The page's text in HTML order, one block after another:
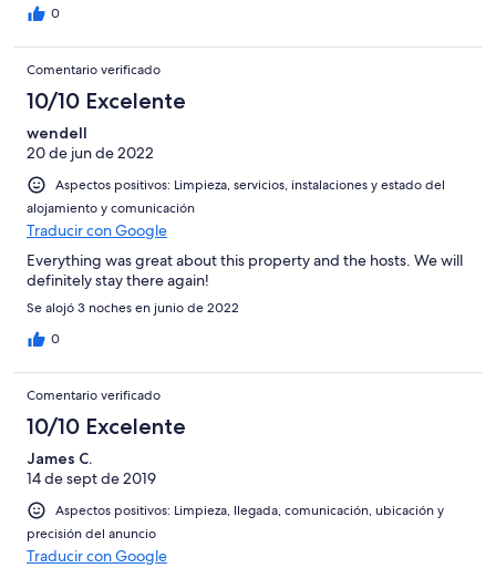
0
Comentario verificado
10/10 Excelente
wendell
20 de jun de 2022
Aspectos positivos: Limpieza, servicios, instalaciones y estado del
alojamiento y comunicación
Traducir con Google
Everything was great about this property and the hosts. We will
definitely stay there again!
Se alojó 3 noches en junio de 2022
0
Comentario verificado
10/10 Excelente
James C.
14 de sept de 2019
Aspectos positivos: Limpieza, llegada, comunicación, ubicación y
precisión del anuncio
Traducir con Google